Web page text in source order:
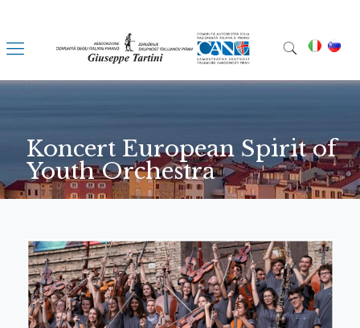
Koncert European Spirit of
Youth Orchestra